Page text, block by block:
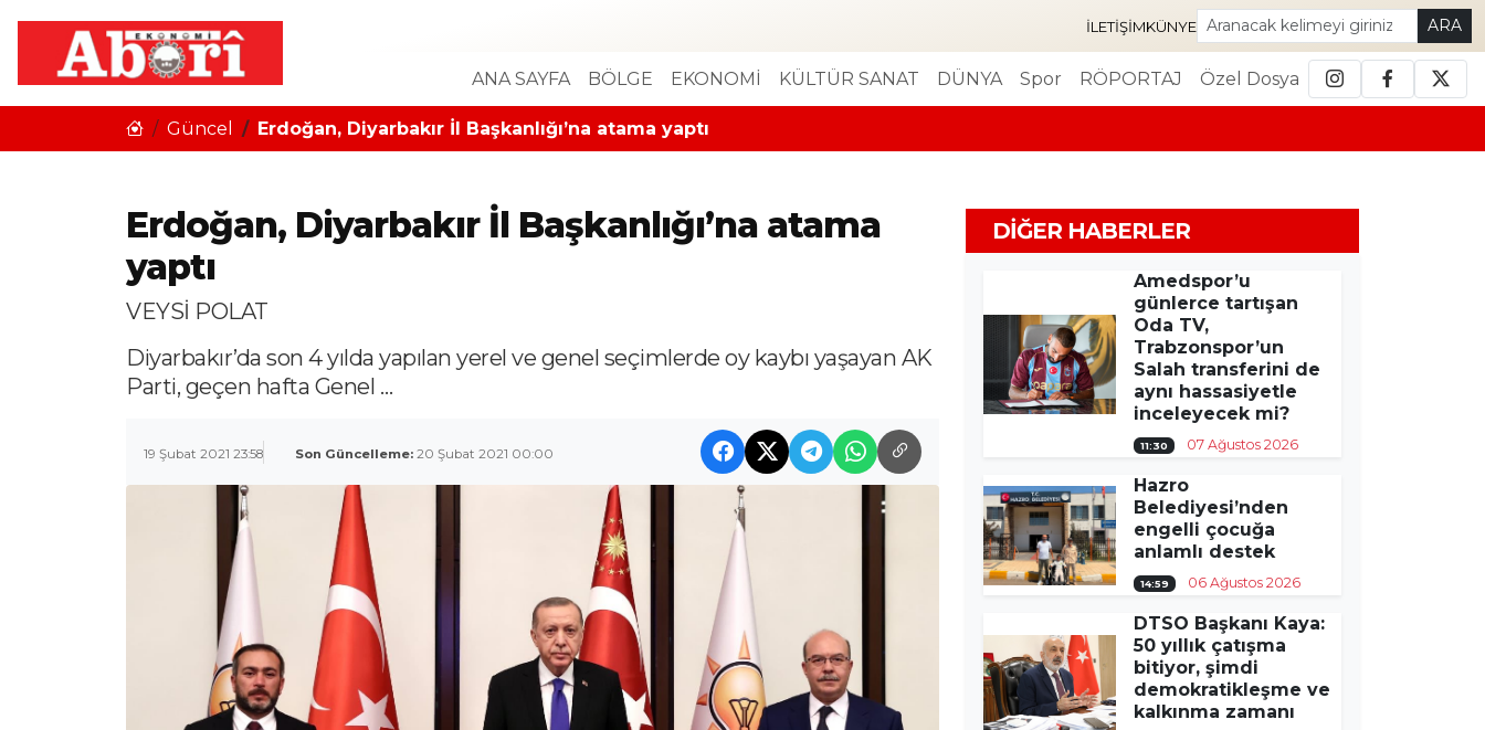
İLETIŞIMKÜNYE ARA
ANA SAYFA BÖLGE EKONOMİ KÜLTÜR SANAT DÜNYA Spor RÖPORTAJ Özel Dosya
Güncel Erdoğan, Diyarbakır İl Başkanlığı’na atama yaptı
Erdoğan, Diyarbakır İl Başkanlığı’na atama
yaptı
VEYSİ POLAT
Diyarbakır’da son 4 yılda yapılan yerel ve genel seçimlerde oy kaybı yaşayan AK
Parti, geçen hafta Genel …
19 Şubat 2021 23:58 Son Güncelleme: 20 Şubat 2021 00:00
DIĞER HABERLER
Amedspor’u
günlerce tartışan
Oda TV,
Trabzonspor’un
Salah transferini de
aynı hassasiyetle
inceleyecek mi?
11:30 07 Ağustos 2026
Hazro
Belediyesi’nden
engelli çocuğa
anlamlı destek
14:59 06 Ağustos 2026
DTSO Başkanı Kaya:
50 yıllık çatışma
bitiyor, şimdi
demokratikleşme ve
kalkınma zamanı